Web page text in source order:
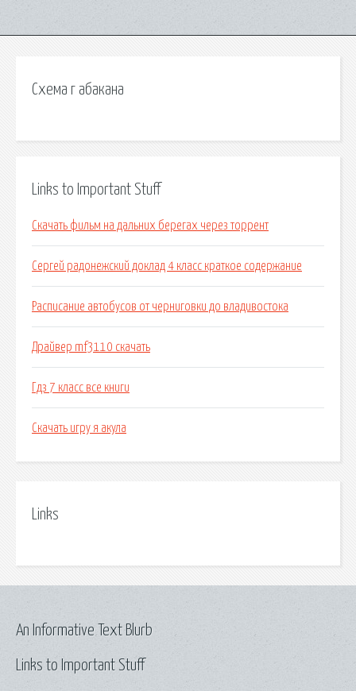
Схема г абакана
Links to Important Stuff
Скачать фильм на дальних берегах через торрент
Сергей радонежский доклад 4 класс краткое содержание
Расписание автобусов от черниговки до владивостока
Драйвер mf3110 скачать
Гдз 7 класс все книги
Скачать игру я акула
Links
Links to Important Stuff
An Informative Text Blurb